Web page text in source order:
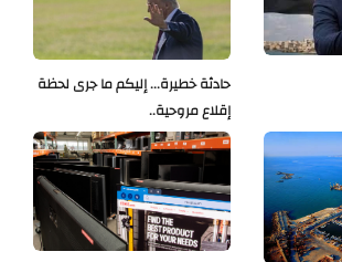
حادثة خطيرة... إليكم ما جرى لحظة
إقلاع مروحية..